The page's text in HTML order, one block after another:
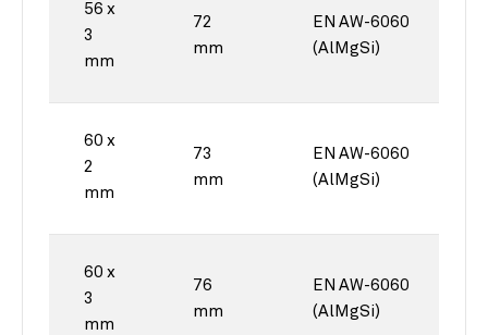
56 x
3
mm
72
mm
EN AW-6060
(AlMgSi)
60 x
2
mm
73
mm
EN AW-6060
(AlMgSi)
60 x
3
mm
76
mm
EN AW-6060
(AlMgSi)